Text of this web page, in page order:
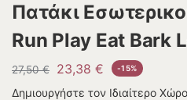
Πατάκι
Run Play Eat Bark
27,50€ 23,38 € -15%
Δημιουργήστε τον Ιδιαίτερο